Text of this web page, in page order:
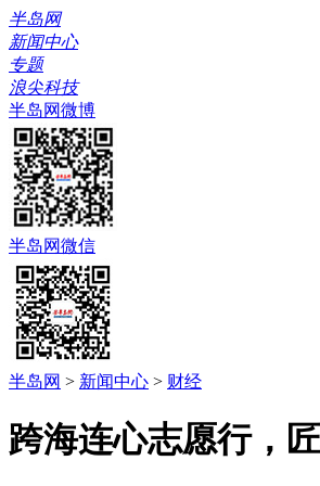
半岛网
新闻中心
专题
浪尖科技
半岛网微博
半岛网微信
半岛网 > 新闻中心 > 财经
跨海连心志愿行，